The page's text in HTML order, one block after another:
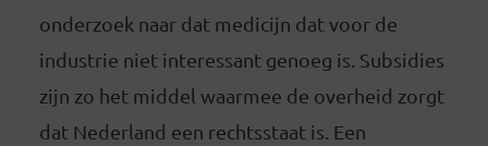
onderzoek naar dat medicijn dat voor de
industrie niet interessant genoeg is. Subsidies
zijn zo het middel waarmee de overheid zorgt
dat Nederland een rechtsstaat is. Een